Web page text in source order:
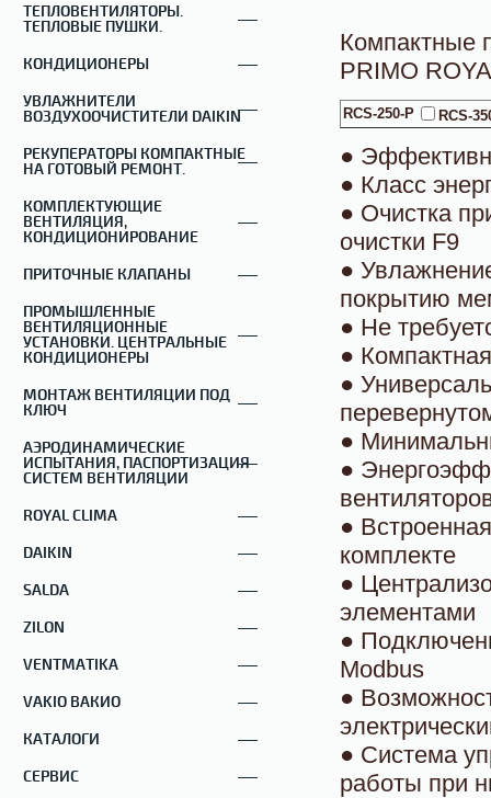
Компактные
PRIMO
RCS-250-P RCS-
●
● Класс
● Очистка
очистки F9
●
покрытию
● Не
●
●
●
●
●
комплекте
●
элементами
●
Modbus
●
● Система
работы при
ТЕПЛОВЕНТИЛЯТОРЫ.
ТЕПЛОВЫЕ ПУШКИ.
КОНДИЦИОНЕРЫ
УВЛАЖНИТЕЛИ
ВОЗДУХООЧИСТИТЕЛИ DAIKIN
РЕКУПЕРАТОРЫ КОМПАКТНЫЕ
НА ГОТОВЫЙ РЕМОНТ.
КОМПЛЕКТУЮЩИЕ
ВЕНТИЛЯЦИЯ,
КОНДИЦИОНИРОВАНИЕ
ПРИТОЧНЫЕ КЛАПАНЫ
ПРОМЫШЛЕННЫЕ
ВЕНТИЛЯЦИОННЫЕ
УСТАНОВКИ. ЦЕНТРАЛЬНЫЕ
КОНДИЦИОНЕРЫ
МОНТАЖ ВЕНТИЛЯЦИИ ПОД
КЛЮЧ
АЭРОДИНАМИЧЕСКИЕ
ИСПЫТАНИЯ, ПАСПОРТИЗАЦИЯ
СИСТЕМ ВЕНТИЛЯЦИИ
ROYAL CLIMA
DAIKIN
SALDA
ZILON
VENTMATIKA
VAKIO ВАКИО
КАТАЛОГИ
СЕРВИС